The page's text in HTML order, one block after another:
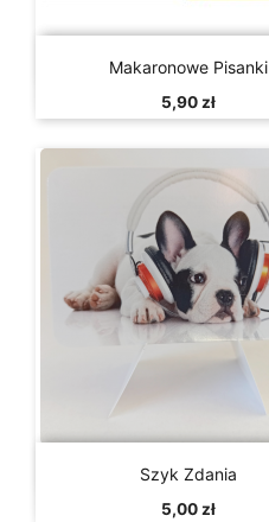
Szybki podgląd
Makaronowe Pisanki
5,90 zł
Szybki podgląd
Szyk Zdania
5,00 zł